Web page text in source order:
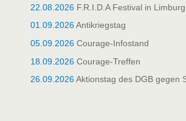
22.08.2026 F.R.I.D.A Festival in Limburg
01.09.2026Antikriegstag
05.09.2026 Courage-Infostand
18.09.2026 Courage-Treffen
26.09.2026Aktionstag des DGB gegen